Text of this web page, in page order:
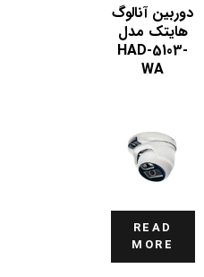
دوربین آنالوگ
هایتک مدل
HAD-5103-
WA
READ
MORE